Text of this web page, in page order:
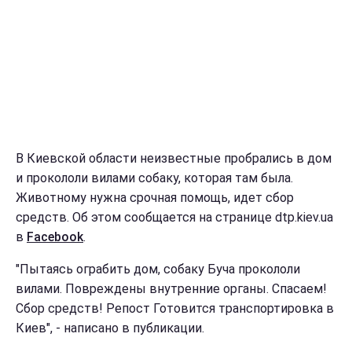
В Киевской области неизвестные пробрались в дом
и прокололи вилами собаку, которая там была.
Животному нужна срочная помощь, идет сбор
средств. Об этом сообщается на странице dtp.kiev.ua
в Facebook.
"Пытаясь ограбить дом, собаку Буча прокололи
вилами. Повреждены внутренние органы. Спасаем!
Сбор средств! Репост Готовится транспортировка в
Киев", - написано в публикации.